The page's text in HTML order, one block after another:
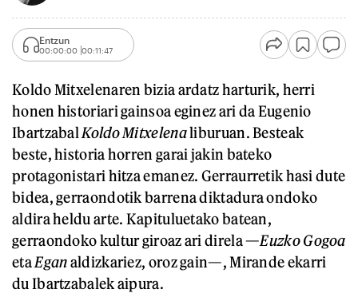
Entzun
00:00:00 00:11:47
Koldo Mitxelenaren bizia ardatz harturik, herri
honen historiari gainsoa eginez ari da Eugenio
Ibartzabal Koldo Mitxelenaliburuan. Besteak
beste, historia horren garai jakin bateko
protagonistari hitza emanez. Gerraurretik hasi dute
bidea, gerraondotik barrena diktadura ondoko
aldira heldu arte. Kapituluetako batean,
gerraondoko kultur giroaz ari direla —Euzko Gogoa
etaEganaldizkariez, oroz gain—, Mirande ekarri
du Ibartzabalek aipura.